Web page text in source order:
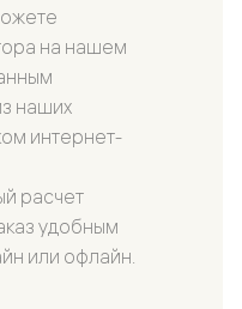
на нашем
наших
интернет-
расчет
удобным
или офлайн.